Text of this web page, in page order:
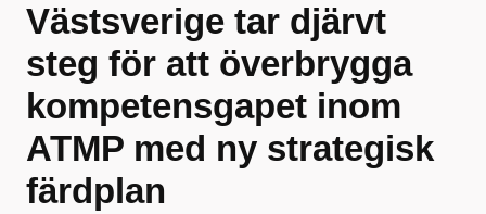
Västsverige tar djärvt
steg för att överbrygga
kompetensgapet inom
ATMP med ny strategisk
färdplan